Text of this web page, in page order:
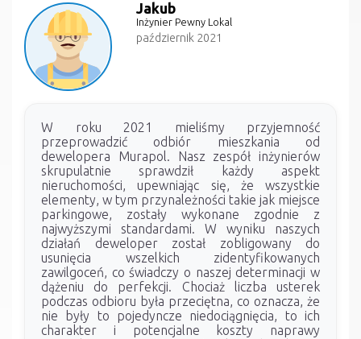
Jakub
Inżynier Pewny Lokal
październik 2021
W roku 2021 mieliśmy przyjemność
przeprowadzić odbiór mieszkania od
dewelopera Murapol. Nasz zespół inżynierów
skrupulatnie sprawdził każdy aspekt
nieruchomości, upewniając się, że wszystkie
elementy, w tym przynależności takie jak miejsce
parkingowe, zostały wykonane zgodnie z
najwyższymi standardami. W wyniku naszych
działań deweloper został zobligowany do
usunięcia wszelkich zidentyfikowanych
zawilgoceń, co świadczy o naszej determinacji w
dążeniu do perfekcji. Chociaż liczba usterek
podczas odbioru była przeciętna, co oznacza, że
nie były to pojedyncze niedociągnięcia, to ich
charakter i potencjalne koszty naprawy